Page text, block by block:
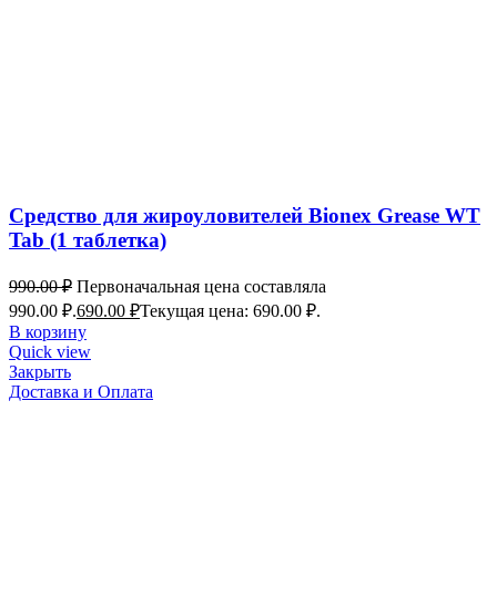
Средство для жироуловителей Bionex Grease WT
Tab (1 таблетка)
990.00₽ Первоначальная цена составляла
990.00 ₽.690.00 ₽Текущая цена: 690.00 ₽.
В корзину
Quick view
Закрыть
Доставка и Оплата